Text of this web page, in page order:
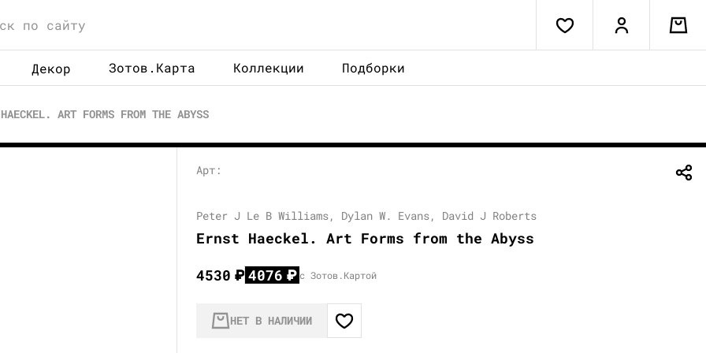
Декор Зотов.Карта Коллекции Подборки
ART FORMS FROM THE ABYSS
Арт:
Peter J Le B Williams, Dylan W. Evans, David J Roberts
Ernst Haeckel. Art Forms from the Abyss
4530₽ 4076₽ с Зотов.Картой
НЕТ В НАЛИЧИИ